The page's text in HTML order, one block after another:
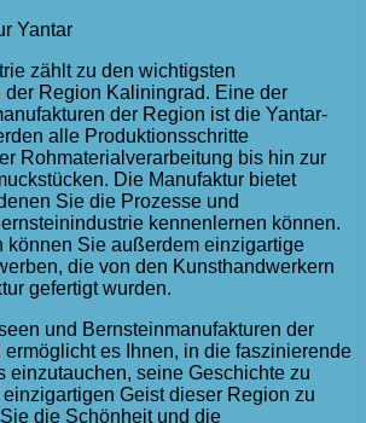
Yantar
zählt zu den wichtigsten
Region Kaliningrad. Eine der
der Region ist die Yantar-
alle Produktionsschritte
Rohmaterialverarbeitung bis hin zur
Die Manufaktur bietet
Sie die Prozesse und
kennenlernen können.
können Sie außerdem einzigartige
die von den Kunsthandwerkern
gefertigt wurden.
und Bernsteinmanufakturen der
es Ihnen, in die faszinierende
einzutauchen, seine Geschichte zu
Geist dieser Region zu
die Schönheit und die